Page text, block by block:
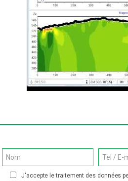
J'accepte le traitement des données